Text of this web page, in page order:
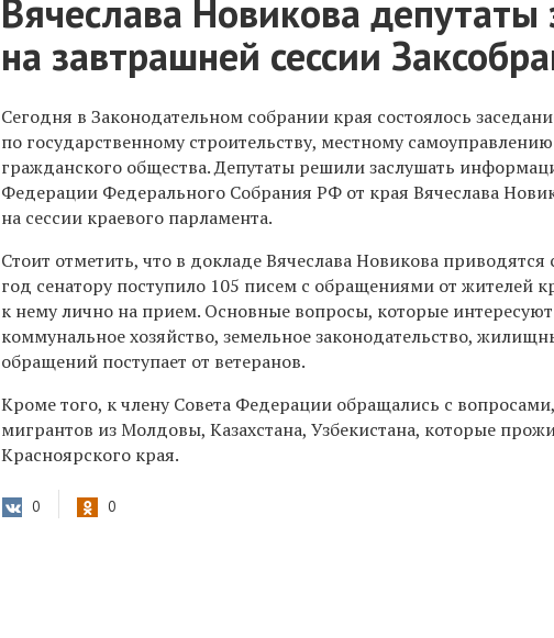
Вячеслава Новикова
на завтрашней сессии
Сегодня в Законодательном собрании края состоялось
по государственному строительству, местному
гражданского общества. Депутаты решили заслушать
Федерации Федерального Собрания РФ от края Вячеслава
на сессии краевого парламента.
Стоит отметить, что в докладе Вячеслава Новикова
год сенатору поступило 105 писем с обращениями от жителей
к нему лично на прием. Основные вопросы, которые
коммунальное хозяйство, земельное законодательство,
обращений поступает от ветеранов.
Кроме того, к члену Совета Федерации обращались с
мигрантов из Молдовы, Казахстана, Узбекистана, которые
Красноярского края.
0 0